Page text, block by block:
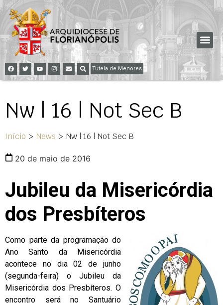
Tutela de Menores
Nw | 16 | Not Sec B
Início > News > Nw | 16 | Not Sec B
20 de maio de 2016
Jubileu da Misericórdia
dos Presbíteros
Como parte da programação do
Ano Santo da Misericórdia
acontece no dia 02 de junho
(segunda-feira) o Jubileu da
Misericórdia dos Presbíteros. O
encontro será no Santuário